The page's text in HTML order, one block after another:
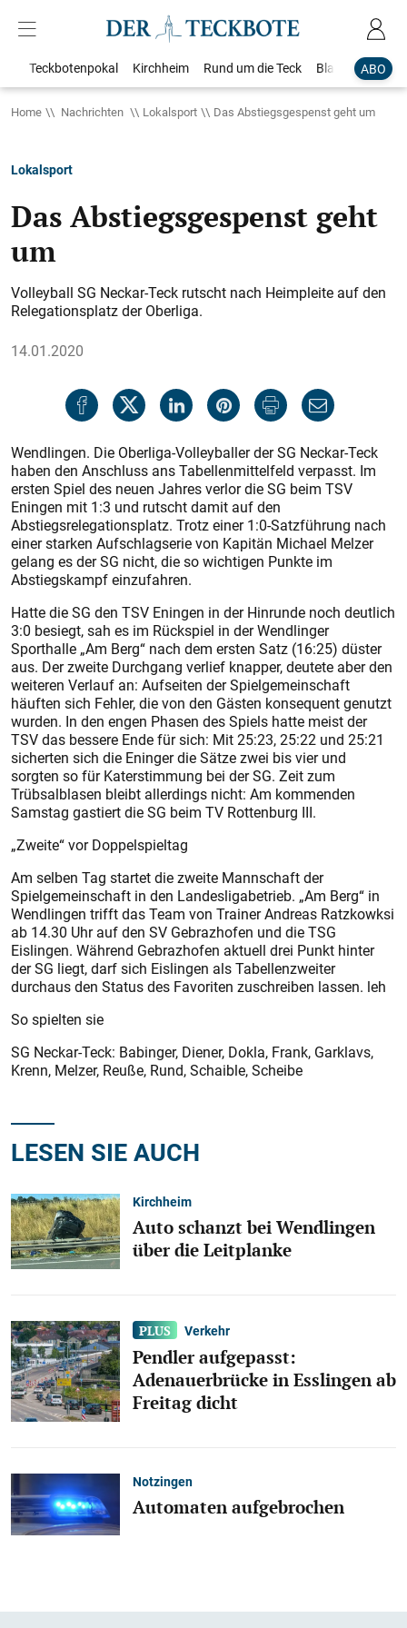
ABO
Teckbotenpokal Kirchheim Rund um die Teck Blaulicht
Home Nachrichten Lokalsport Das Abstiegsgespenst geht um
Lokalsport
Das Abstiegsgespenst geht
um
Volleyball SG Neckar-Teck rutscht nach Heimpleite auf den
Relegationsplatz der Oberliga.
14.01.2020
Wendlingen. Die Oberliga-Volleyballer der SG Neckar-Teck
haben den Anschluss ans Tabellenmittelfeld verpasst. Im
ersten Spiel des neuen Jahres verlor die SG beim TSV
Eningen mit 1:3 und rutscht damit auf den
Abstiegsrelegationsplatz. Trotz einer 1:0-Satzführung nach
einer starken Aufschlagserie von Kapitän Michael Melzer
gelang es der SG nicht, die so wichtigen Punkte im
Abstiegskampf einzufahren.
Hatte die SG den TSV Eningen in der Hinrunde noch deutlich
3:0 besiegt, sah es im Rückspiel in der Wendlinger
Sporthalle „Am Berg“ nach dem ersten Satz (16:25) düs­ter
aus. Der zweite Durchgang verlief knapper, deutete aber den
weiteren Verlauf an: Aufseiten der Spielgemeinschaft
häuften sich Fehler, die von den Gästen konsequent genutzt
wurden. In den engen Phasen des Spiels hatte meist der
TSV das bessere Ende für sich: Mit 25:23, 25:22 und 25:21
sicherten sich die Eninger die Sätze zwei bis vier und
sorgten so für Katerstimmung bei der SG. Zeit zum
Trübsalblasen bleibt allerdings nicht: Am kommenden
Samstag gastiert die SG beim TV Rottenburg III.
„Zweite“ vor Doppelspieltag
Am selben Tag startet die zweite Mannschaft der
Spielgemeinschaft in den Landesligabetrieb. „Am Berg“ in
Wendlingen trifft das Team von Trainer Andreas Ratzkowksi
ab 14.30 Uhr auf den SV Gebrazhofen und die TSG
Eislingen. Während Gebrazhofen aktuell drei Punkt hinter
der SG liegt, darf sich Eislingen als Tabellenzweiter
durchaus den Status des Favoriten zuschreiben lassen. leh
So spielten sie
SG Neckar-Teck: Babinger, Diener, Dokla, Frank, Garklavs,
Krenn, Melzer, Reuße, Rund, Schaible, Scheibe
LESEN SIE AUCH
Kirchheim
Auto schanzt bei Wendlingen
über die Leitplanke
Verkehr
Pendler aufgepasst:
Adenauerbrücke in Esslingen ab
Freitag dicht
Notzingen
Automaten aufgebrochen